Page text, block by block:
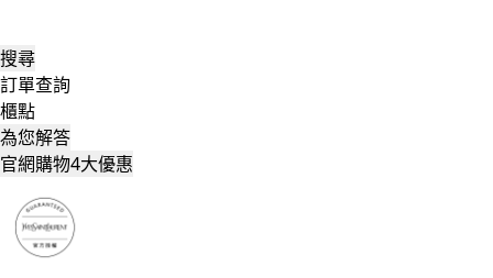
搜尋
訂單查詢
櫃點
為您解答
官網購物4大優惠